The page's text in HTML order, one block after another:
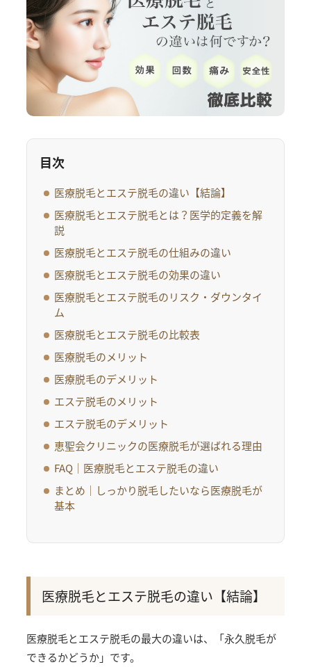
目次
医療脱毛とエステ脱毛の違い【結論】
医療脱毛とエステ脱毛とは？医学的定義を解
説
医療脱毛とエステ脱毛の仕組みの違い
医療脱毛とエステ脱毛の効果の違い
医療脱毛とエステ脱毛のリスク・ダウンタイ
ム
医療脱毛とエステ脱毛の比較表
医療脱毛のメリット
医療脱毛のデメリット
エステ脱毛のメリット
エステ脱毛のデメリット
恵聖会クリニックの医療脱毛が選ばれる理由
FAQ｜医療脱毛とエステ脱毛の違い
まとめ｜しっかり脱毛したいなら医療脱毛が
基本
医療脱毛とエステ脱毛の違い【結論】
医療脱毛とエステ脱毛の最大の違いは、「永久脱毛が
できるかどうか」です。